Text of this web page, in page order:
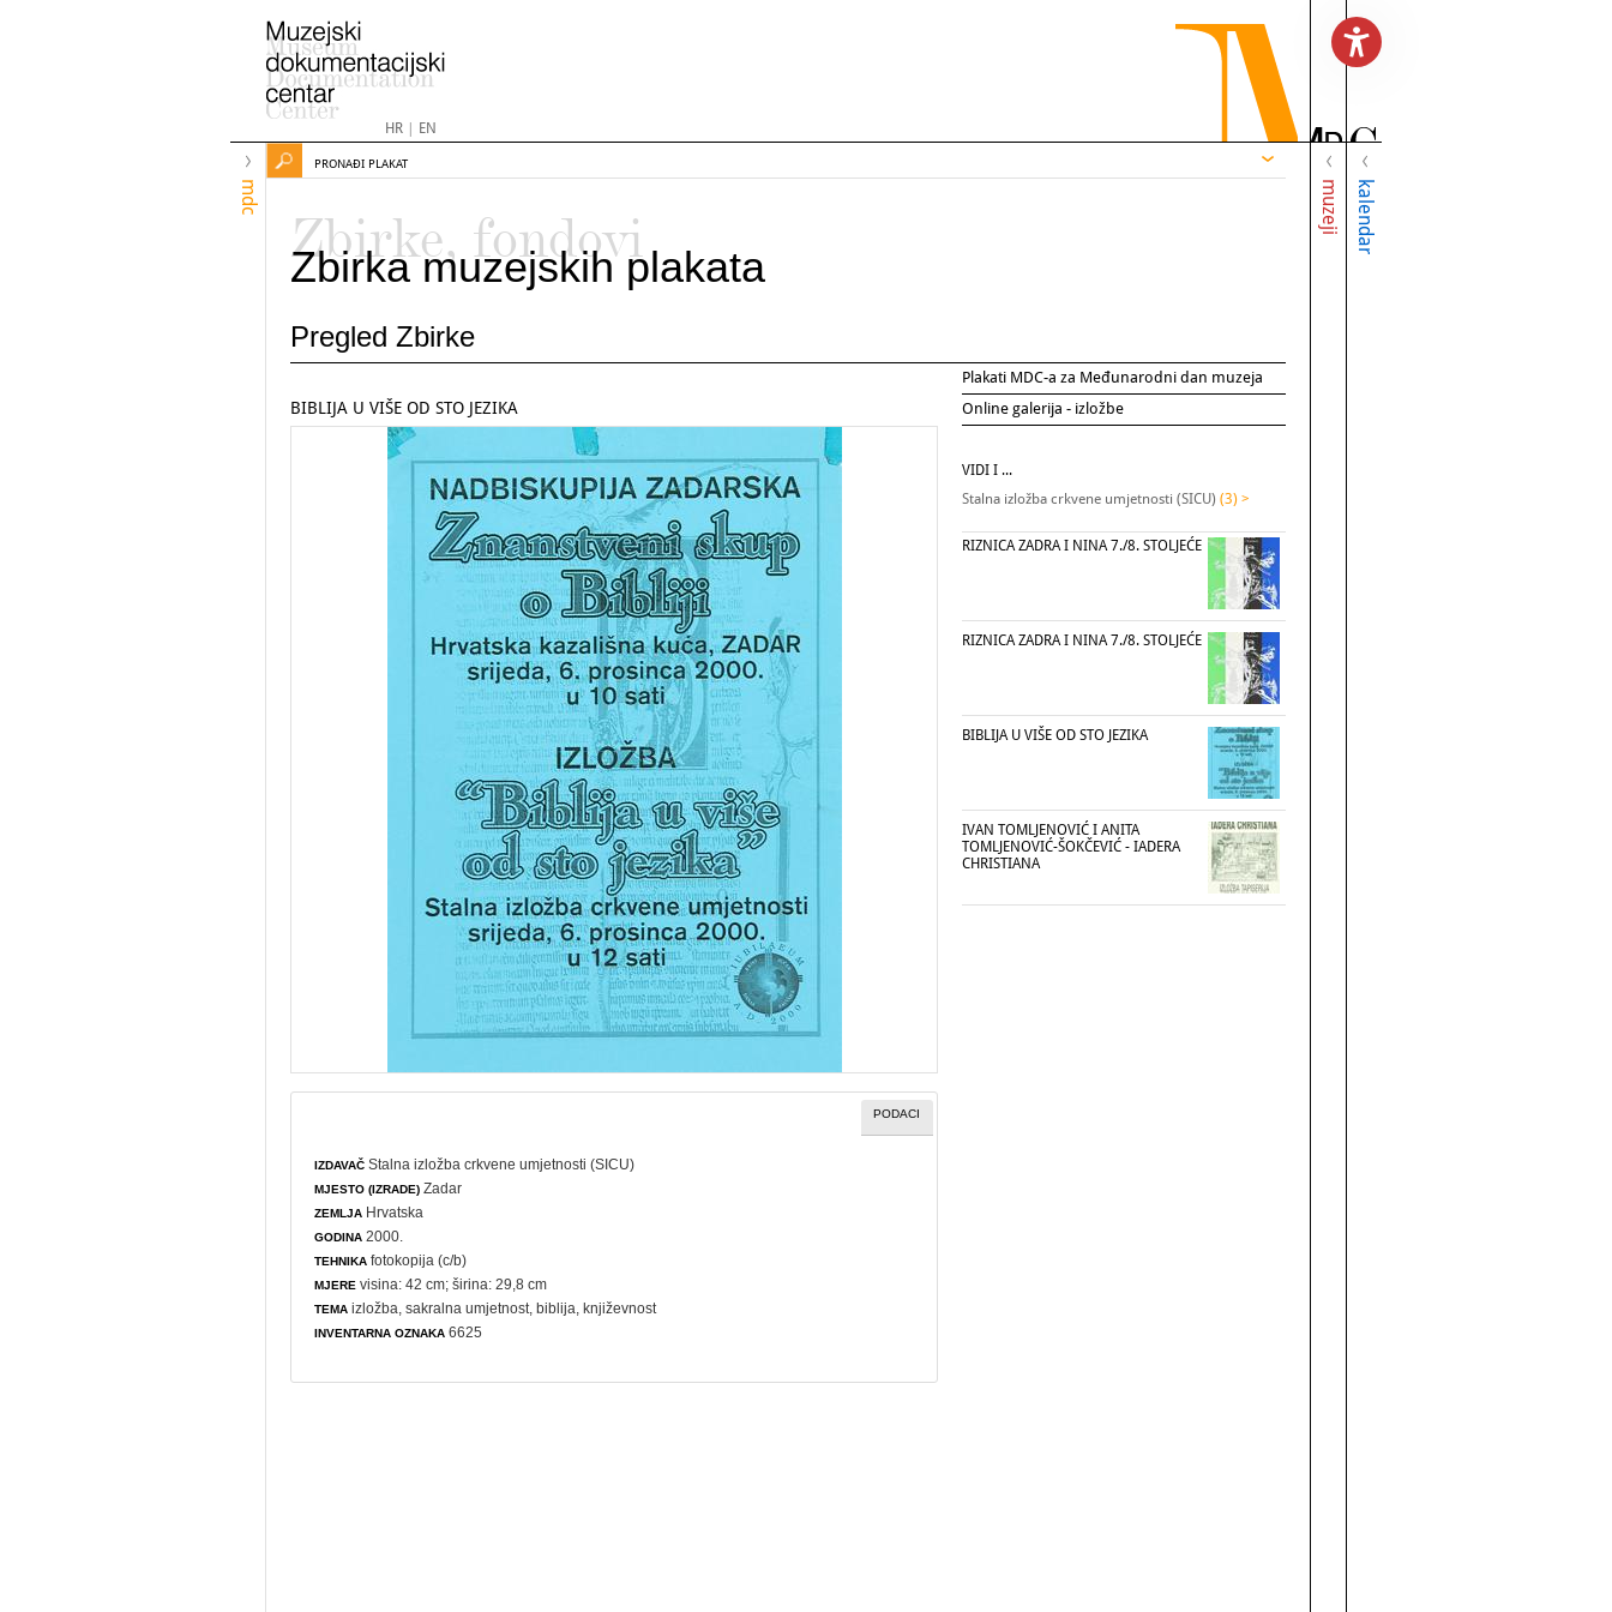
HR| EN
mdc muzeji kalendar
PRONAĐI PLAKAT
Zbirke, fondovi
Zbirka muzejskih plakata
Pregled Zbirke
Plakati MDC-a za Međunarodni dan muzeja
Online galerija - izložbe
BIBLIJA U VIŠE OD STO JEZIKA
PODACI
IZDAVAČ Stalna izložba crkvene umjetnosti (SICU)
MJESTO (IZRADE) Zadar
ZEMLJA Hrvatska
GODINA 2000.
TEHNIKA fotokopija (c/b)
MJERE visina: 42 cm; širina: 29,8 cm
TEMA izložba ,sakralna umjetnost ,biblija ,književnost
INVENTARNA OZNAKA 6625
VIDI I ...
Stalna izložba crkvene umjetnosti (SICU) (3) >
RIZNICA ZADRA I NINA 7./8. STOLJEĆE
RIZNICA ZADRA I NINA 7./8. STOLJEĆE
BIBLIJA U VIŠE OD STO JEZIKA
IVAN TOMLJENOVIĆ I ANITA
TOMLJENOVIĆ-ŠOKČEVIĆ - IADERA
CHRISTIANA